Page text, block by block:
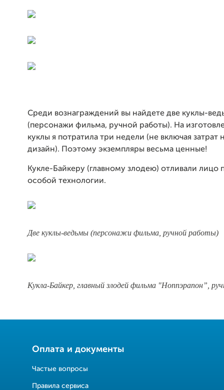
Среди вознаграждений вы найдете две куклы-
(персонажи фильма, ручной работы). На
куклы я потратила три недели (не включая затрат
дизайн). Поэтому экземпляры весьма ценные!
Кукле-Байкеру (главному злодею) отливали лицо
особой технологии.
Две куклы-ведьмы (персонажи фильма, ручной работы)
Кукла-Байкер, главный злодей фильма "Ноппэрапон”,
Оплата и документы
Частые вопросы
Правила сервиса